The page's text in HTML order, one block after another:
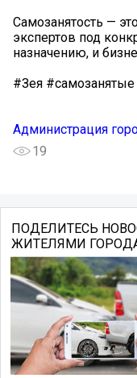
Самозанятость —
экспертов под
назначению, и
#Зея
Администрация
19
ПОДЕЛИТЕСЬ
ЖИТЕЛЯМИ